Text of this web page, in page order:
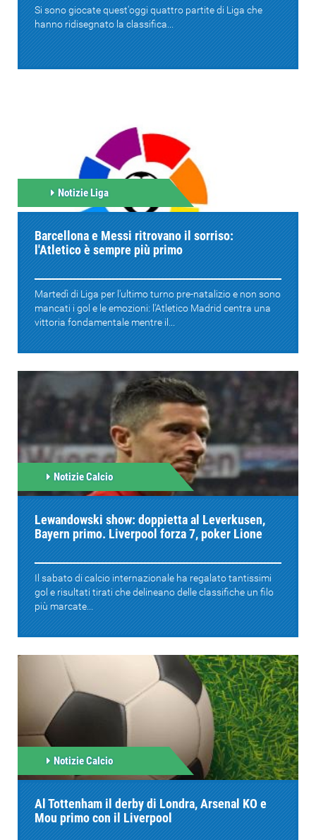
Si sono giocate quest'oggi quattro partite di Liga che
hanno ridisegnato la classifica...
Notizie Liga
Barcellona e Messi ritrovano il sorriso:
l'Atletico è sempre più primo
Martedì di Liga per l'ultimo turno pre-natalizio e non sono
mancati i gol e le emozioni: l'Atletico Madrid centra una
vittoria fondamentale mentre il...
Notizie Calcio
Lewandowski show: doppietta al Leverkusen,
Bayern primo. Liverpool forza 7, poker Lione
Il sabato di calcio internazionale ha regalato tantissimi
gol e risultati tirati che delineano delle classifiche un filo
più marcate...
Notizie Calcio
Al Tottenham il derby di Londra, Arsenal KO e
Mou primo con il Liverpool